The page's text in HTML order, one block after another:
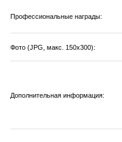
Профессиональные награды:
Фото (JPG, макс. 150х300):
Дополнительная информация: